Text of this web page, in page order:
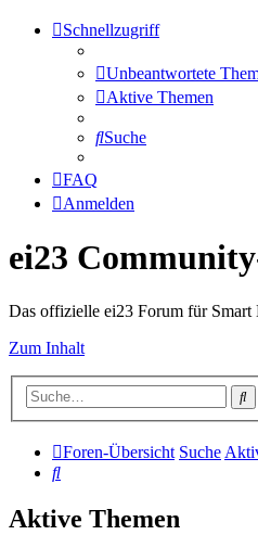
Schnellzugriff
Unbeantwortete
Aktive Themen
Suche
FAQ
Anmelden
ei23
Das offizielle ei23 Forum für Smart
Zum Inhalt
Foren-Übersicht Suche
Suche
Aktive Themen